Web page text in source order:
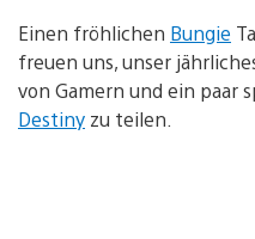
Einen fröhlichen Bungie
freuen uns, unser
von Gamern und ein paar
Destiny zu teilen.